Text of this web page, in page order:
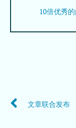
10倍优秀
文章联合发布